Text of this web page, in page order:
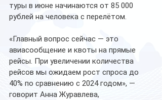
туры в июне начинаются от 85 000
рублей на человека с перелётом.
«Главный вопрос сейчас — это
авиасообщение и квоты на прямые
рейсы. При увеличении количества
рейсов мы ожидаем рост спроса до
40% по сравнению с 2024 годом», —
говорит Анна Журавлева,